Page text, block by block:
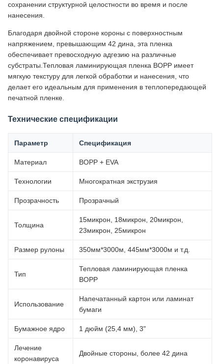
сохранении структурной целостности во время и после
нанесения.
Благодаря двойной стороне короны с поверхностным
напряжением, превышающим 42 дина, эта пленка
обеспечивает превосходную адгезию на различные
субстраты.Тепловая ламинирующая пленка BOPP имеет
мягкую текстуру для легкой обработки и нанесения, что
делает его идеальным для применения в теплопередающей
печатной пленке.
Технические спецификации
Параметр Спецификация
Материал BOPP + EVA
Технологии Многократная экструзия
Прозрачность Прозрачный
Толщина
15микрон, 18микрон, 20микрон,
23микрон, 25микрон
Размер рулоны 350мм*3000м, 445мм*3000м и т.д.
Тип
Тепловая ламинирующая пленка
BOPP
Использование
Напечатанный картон или ламинат
бумаги
Бумажное ядро 1 дюйм (25,4 мм), 3"
Лечение
коронавируса
Двойные стороны, более 42 дина